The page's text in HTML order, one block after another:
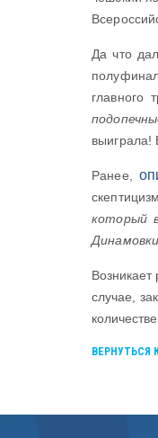
Да что
главного
выиграла!
Ранее,
который
случае,
ВЕРНУТЬСЯ